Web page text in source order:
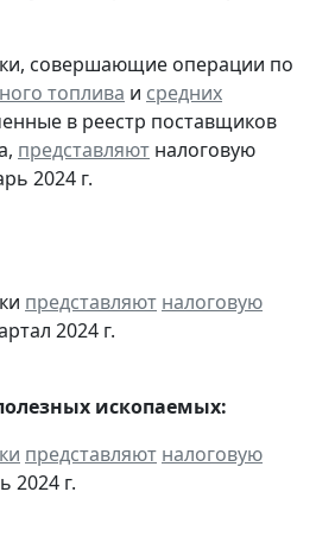
совершающие операции по
топлива и средних
в реестр поставщиков
представляют налоговую
2024 г.
представляют налоговую
2024 г.
ископаемых:
представляют налоговую
2024 г.